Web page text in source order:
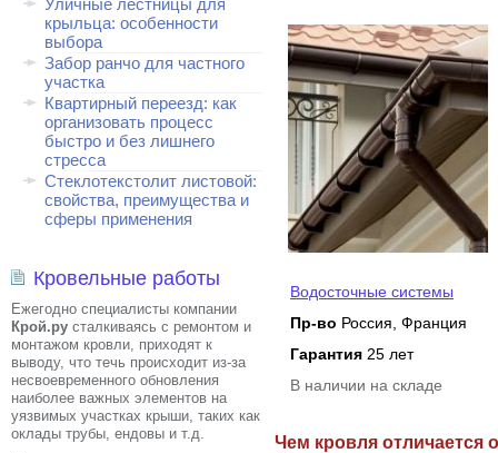
Уличные лестницы для
крыльца: особенности
выбора
Забор ранчо для частного
участка
Квартирный переезд: как
организовать процесс
быстро и без лишнего
стресса
Стеклотекстолит листовой:
свойства, преимущества и
сферы применения
Кровельные работы
Ежегодно специалисты компании
Крой.ру сталкиваясь с ремонтом и
монтажом кровли, приходят к
выводу, что течь происходит из-за
несвоевременного обновления
наиболее важных элементов на
уязвимых участках крыши, таких как
оклады трубы, ендовы и т.д.
Водосточные системы
Пр-во Россия, Франция
Гарантия 25 лет
В наличии на складе
Чем кровля отличается